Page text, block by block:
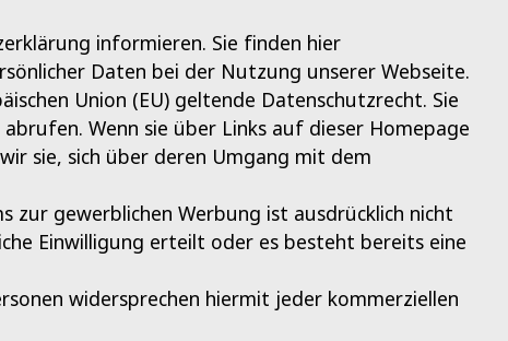
informieren. Sie finden hier
Daten bei der Nutzung unserer Webseite.
Union (EU) geltende Datenschutzrecht. Sie
Wenn sie über Links auf dieser Homepage
sie, sich über deren Umgang mit dem
zur gewerblichen Werbung ist ausdrücklich nicht
Einwilligung erteilt oder es besteht bereits eine
widersprechen hiermit jeder kommerziellen